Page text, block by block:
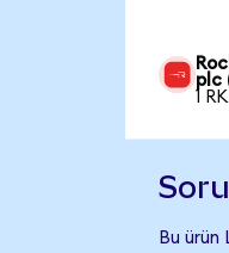
plc
1
Bu